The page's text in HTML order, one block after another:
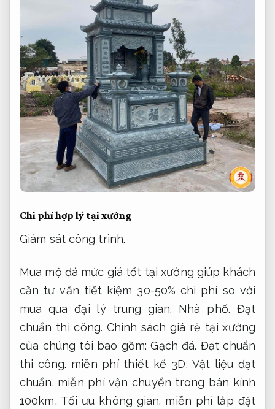
Chi phí hợp lý tại xưởng
Giám sát công trình.
Mua mộ đá mức giá tốt tại xưởng giúp khách
cần tư vấn tiết kiệm 30-50% chi phí so với
mua qua đại lý trung gian. Nhà phố. Đạt
chuẩn thi công. Chính sách giá rẻ tại xưởng
của chúng tôi bao gồm:Gạch đá. Đạt chuẩn
thi công. miễn phí thiết kế 3D, Vật liệu đạt
chuẩn. miễn phí vận chuyển trong bán kính
100km, Tối ưu không gian. miễn phí lắp đặt